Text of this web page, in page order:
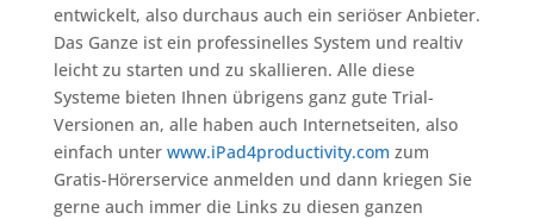
entwickelt, also durchaus auch ein seriöser Anbieter.
Das Ganze ist ein professinelles System und realtiv
leicht zu starten und zu skallieren. Alle diese
Systeme bieten Ihnen übrigens ganz gute Trial-
Versionen an, alle haben auch Internetseiten, also
einfach unter www.iPad4productivity.com zum
Gratis-Hörerservice anmelden und dann kriegen Sie
gerne auch immer die Links zu diesen ganzen